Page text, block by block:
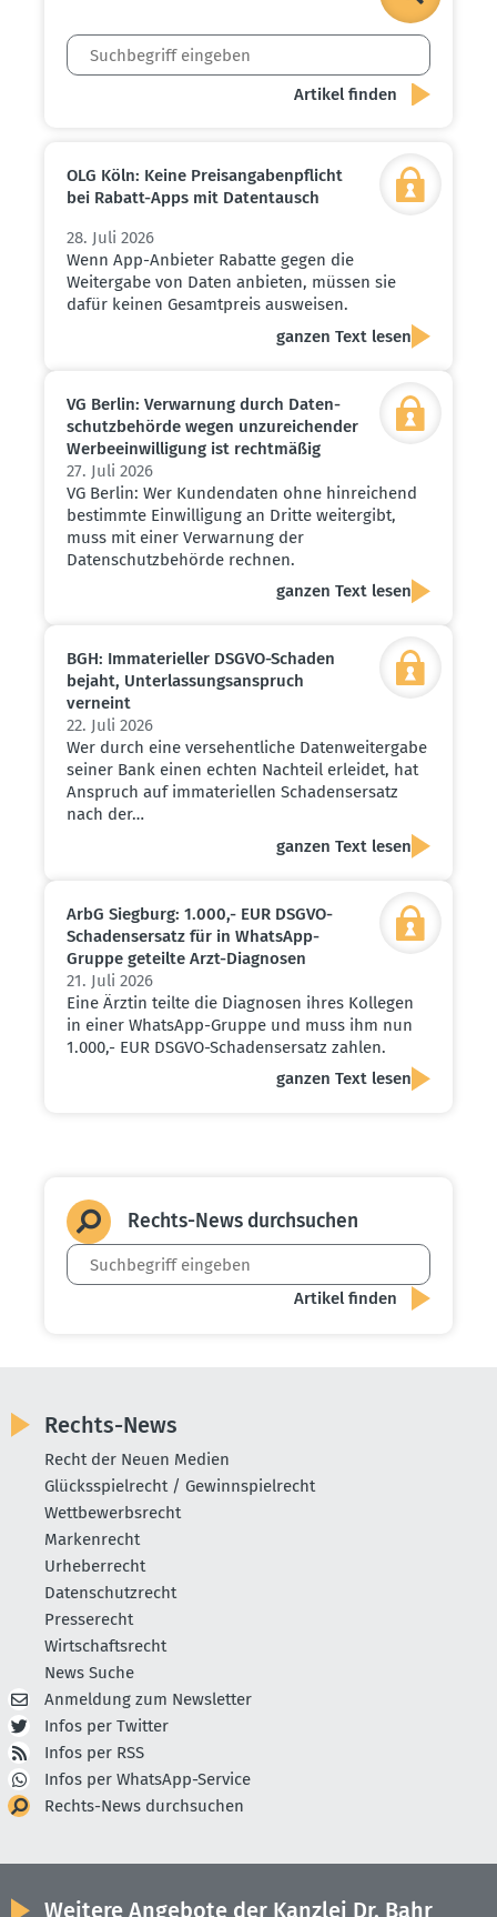
OLG Köln: Keine Preis­an­ga­ben­pflicht
bei Rabatt-Apps mit Daten­tausch
28. Juli 2026
Wenn App-Anbieter Rabatte gegen die
Weitergabe von Daten anbieten, müssen sie
dafür keinen Gesamtpreis ausweisen.
ganzen Text lesen
VG Berlin: Verwarnung durch Daten­
schutz­be­hörde wegen unzurei­chender
Werbe­ein­wil­ligung ist recht­mäßig
27. Juli 2026
VG Berlin: Wer Kundendaten ohne hinreichend
bestimmte Einwilligung an Dritte weitergibt,
muss mit einer Verwarnung der
Datenschutzbehörde rechnen.
ganzen Text lesen
BGH: Immate­ri­eller DSGVO-Schaden
bejaht, Unter­las­sungs­an­spruch
verneint
22. Juli 2026
Wer durch eine versehentliche Datenweitergabe
seiner Bank einen echten Nachteil erleidet, hat
Anspruch auf immateriellen Schadensersatz
nach der…
ganzen Text lesen
ArbG Siegburg: 1.000,- EUR DSGVO-
Schadens­ersatz für in WhatsApp-
Gruppe geteilte Arzt-Diagnosen
21. Juli 2026
Eine Ärztin teilte die Diagnosen ihres Kollegen
in einer WhatsApp-Gruppe und muss ihm nun
1.000,- EUR DSGVO-Schadensersatz zahlen.
ganzen Text lesen
Rechts-News durch­suchen
Rechts-News
Recht der Neuen Medien
Glücksspielrecht / Gewinnspielrecht
Wettbewerbsrecht
Markenrecht
Urheberrecht
Datenschutzrecht
Presserecht
Wirtschaftsrecht
News Suche
Anmeldung zum Newsletter
Infos per Twitter
Infos per RSS
Infos per WhatsApp-Service
Rechts-News durchsuchen
Weitere Angebote der Kanzlei Dr. Bahr